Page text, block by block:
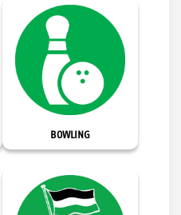
BOWLING